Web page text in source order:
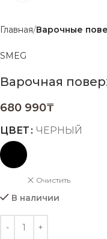
Главная Варочные
SMEG
Варочная
680 990₸
ЦВЕТ ЧЕРНЫЙ
Очистить
В наличии